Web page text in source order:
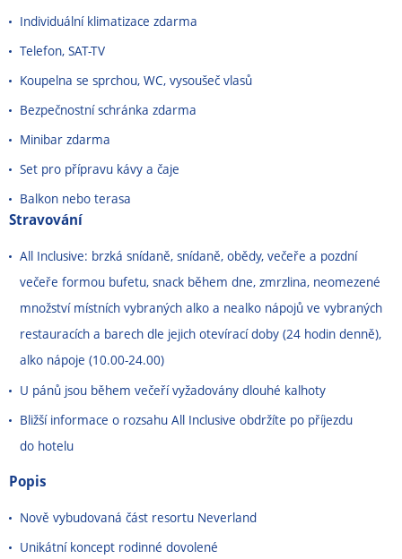
Individuální klimatizace zdarma
Telefon, SAT-TV
Koupelna se sprchou, WC, vysoušeč vlasů
Bezpečnostní schránka zdarma
Minibar zdarma
Set pro přípravu kávy a čaje
Balkon nebo terasa
Stravování
All Inclusive: brzká snídaně, snídaně, obědy, večeře a pozdní
večeře formou bufetu, snack během dne, zmrzlina, neomezené
množství místních vybraných alko a nealko nápojů ve vybraných
restauracích a barech dle jejich otevírací doby (24 hodin denně),
alko nápoje (10.00-24.00)
U pánů jsou během večeří vyžadovány dlouhé kalhoty
Bližší informace o rozsahu All Inclusive obdržíte po příjezdu
do hotelu
Popis
Nově vybudovaná část resortu Neverland
Unikátní koncept rodinné dovolené